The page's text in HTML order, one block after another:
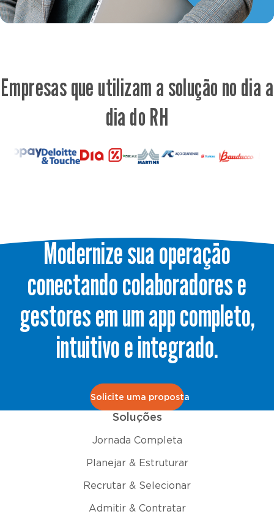
Empresas que utilizam a solução no dia a
dia do RH
Modernize sua operação
conectando colaboradores e
gestores em um app completo,
intuitivo e integrado.
Solicite uma proposta
Soluções
Jornada Completa
Planejar & Estruturar
Recrutar & Selecionar
Admitir & Contratar